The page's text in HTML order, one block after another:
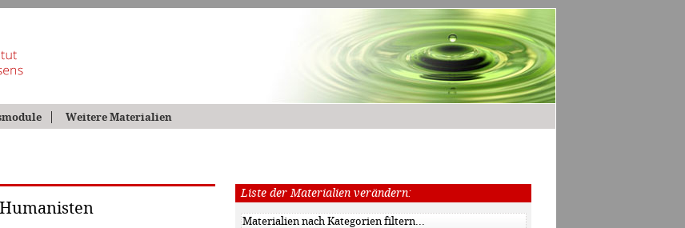
Weitere Materialien
Liste der Materialien verändern: